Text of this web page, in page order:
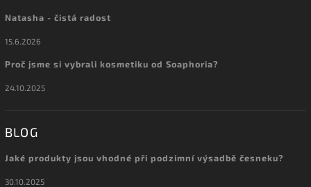
Natasha - čistá radost
15.6.2026
Proč jsme si vybrali kosmetiku od Soaphoria?
24.10.2025
BLOG
Jaké produkty jsou vhodné při podzimní výsadbě česneku?
30.10.2025